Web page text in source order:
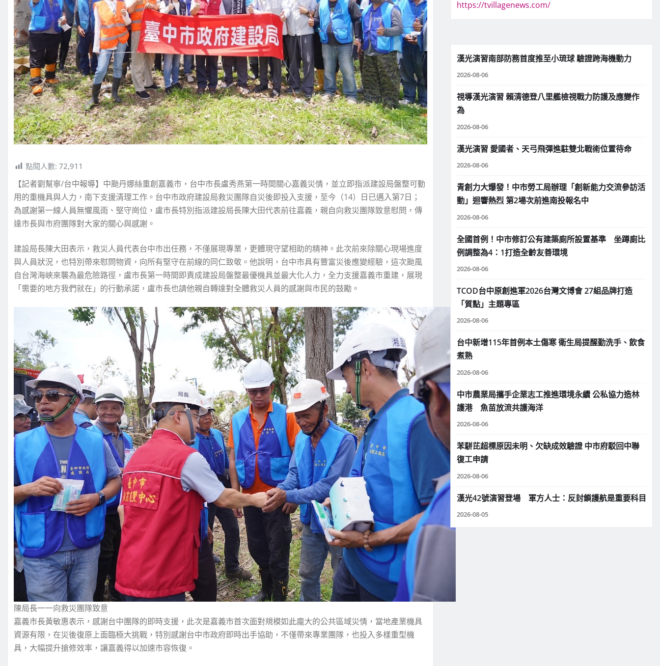
點閱人數: 72,911
【記者劉幫寧/台中報導】中颱丹娜絲重創嘉義市，台中市長盧秀燕第一時間關心嘉義災情，並立即指派建設局盤整可動
用的重機具與人力，南下支援清理工作。台中市政府建設局救災團隊自災後即投入支援，至今（14）日已邁入第7日；
為感謝第一線人員無懼風雨、堅守崗位，盧市長特別指派建設局長陳大田代表前往嘉義，親自向救災團隊致意慰問，傳
達市長與市府團隊對大家的關心與感謝。
建設局長陳大田表示，救災人員代表台中市出任務，不僅展現專業，更體現守望相助的精神。此次前來除關心現場進度
與人員狀況，也特別帶來慰問物資，向所有堅守在前線的同仁致敬。他說明，台中市具有豐富災後應變經驗，這次颱風
自台灣海峽來襲為最危險路徑，盧市長第一時間即責成建設局盤整最優機具並最大化人力，全力支援嘉義市重建，展現
「需要的地方我們就在」的行動承諾，盧市長也請他親自轉達對全體救災人員的感謝與市民的鼓勵。
陳局長一一向救災團隊致意
嘉義市長黃敏惠表示，感謝台中團隊的即時支援，此次是嘉義市首次面對規模如此龐大的公共區域災情，當地產業機具
資源有限，在災後復原上面臨極大挑戰，特別感謝台中市政府即時出手協助，不僅帶來專業團隊，也投入多樣重型機
具，大幅提升搶修效率，讓嘉義得以加速市容恢復。
https://tvillagenews.com/
漢光演習南部防務首度推至小琉球 驗證跨海機動力
2026-08-06
視導漢光演習 賴清德登八里艦檢視戰力防護及應變作
為
2026-08-06
漢光演習 愛國者、天弓飛彈進駐雙北戰術位置待命
2026-08-06
青創力大爆發！中市勞工局辦理「創新能力交流參訪活
動」迴響熱烈 第2場次前進南投報名中
2026-08-06
全國首例！中市修訂公有建築廁所設置基準 坐蹲廁比
例調整為4：1打造全齡友善環境
2026-08-06
TCOD台中原創進軍2026台灣文博會 27組品牌打造
「質點」主題專區
2026-08-06
台中新增115年首例本土傷寒 衛生局提醒勤洗手、飲食
煮熟
2026-08-06
中市農業局攜手企業志工推進環境永續 公私協力造林
護港 魚苗放流共護海洋
2026-08-06
苯駢芘超標原因未明、欠缺成效驗證 中市府駁回中聯
復工申請
2026-08-06
漢光42號演習登場 軍方人士：反封鎖護航是重要科目
2026-08-05